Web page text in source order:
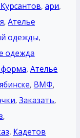
, ари,
, Ателье
одежды,
одежда
, Ателье
, ВМФ,
, Заказать,
,
, Кадетов